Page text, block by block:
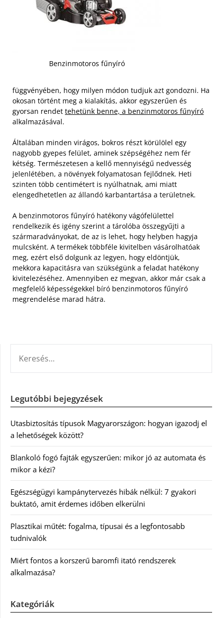
Benzinmotoros fűnyíró
függvényében, hogy milyen módon tudjuk azt gondozni. Ha
okosan történt meg a kialakítás, akkor egyszerűen és
gyorsan rendet tehetünk benne, a benzinmotoros fűnyíró
alkalmazásával.
Általában minden virágos, bokros részt körülölel egy
nagyobb gyepes felület, aminek szépségéhez nem fér
kétség. Természetesen a kellő mennyiségű nedvesség
jelenlétében, a növények folyamatosan fejlődnek. Heti
szinten több centimétert is nyúlhatnak, ami miatt
elengedhetetlen az állandó karbantartása a területnek.
A benzinmotoros fűnyíró hatékony vágófelülettel
rendelkezik és igény szerint a tárolóba összegyűjti a
szármaradványokat, de az is lehet, hogy helyben hagyja
mulcsként. A termékek többféle kivitelben vásárolhatóak
meg, ezért első dolgunk az legyen, hogy eldöntjük,
mekkora kapacitásra van szükségünk a feladat hatékony
kivitelezéséhez. Amennyiben ez megvan, akkor már csak a
megfelelő képességekkel bíró benzinmotoros fűnyíró
megrendelése marad hátra.
Legutóbbi bejegyzések
Utasbiztosítás típusok Magyarországon: hogyan igazodj el
a lehetőségek között?
Blankoló fogó fajták egyszerűen: mikor jó az automata és
mikor a kézi?
Egészségügyi kampánytervezés hibák nélkül: 7 gyakori
buktató, amit érdemes időben elkerülni
Plasztikai műtét: fogalma, típusai és a legfontosabb
tudnivalók
Miért fontos a korszerű baromfi itató rendszerek
alkalmazása?
Kategóriák